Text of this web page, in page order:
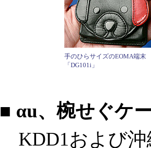
手のひらサイズのEOMA端末
「DG101i」
■ αu、椀せぐケ
KDD1および沖